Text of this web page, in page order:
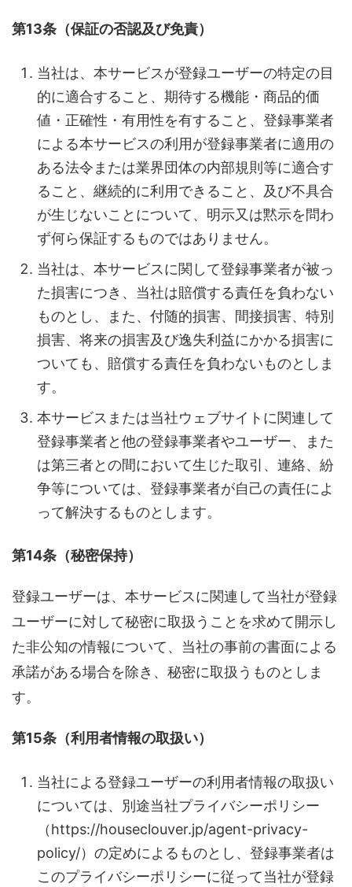
第13条（保証の否認及び免責）
当社は、本サービスが登録ユーザーの特定の目
的に適合すること、期待する機能・商品的価
値・正確性・有用性を有すること、登録事業者
による本サービスの利用が登録事業者に適用の
ある法令または業界団体の内部規則等に適合す
ること、継続的に利用できること、及び不具合
が生じないことについて、明示又は黙示を問わ
ず何ら保証するものではありません。
当社は、本サービスに関して登録事業者が被っ
た損害につき、当社は賠償する責任を負わない
ものとし、また、付随的損害、間接損害、特別
損害、将来の損害及び逸失利益にかかる損害に
ついても、賠償する責任を負わないものとしま
す。
本サービスまたは当社ウェブサイトに関連して
登録事業者と他の登録事業者やユーザー、また
は第三者との間において生じた取引、連絡、紛
争等については、登録事業者が自己の責任によ
って解決するものとします。
第14条（秘密保持）
登録ユーザーは、本サービスに関連して当社が登録
ユーザーに対して秘密に取扱うことを求めて開示し
た非公知の情報について、当社の事前の書面による
承諾がある場合を除き、秘密に取扱うものとしま
す。
第15条（利用者情報の取扱い）
当社による登録ユーザーの利用者情報の取扱い
については、別途当社プライバシーポリシー
（https://houseclouver.jp/agent-privacy-
policy/）の定めによるものとし、登録事業者は
このプライバシーポリシーに従って当社が登録